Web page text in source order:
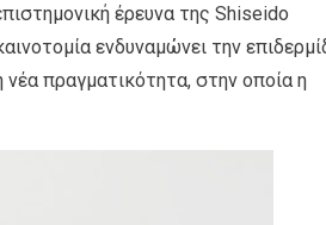
έρευνα της Shiseido
ενδυναμώνει την
πραγματικότητα, στην οποία η